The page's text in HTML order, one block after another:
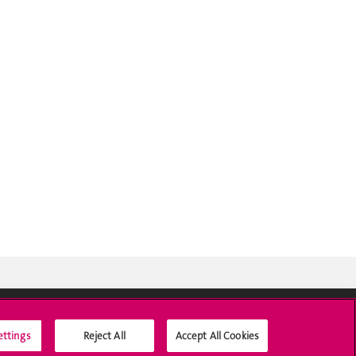
Médias sociaux UNIGE
Reject All Accept All Cookies